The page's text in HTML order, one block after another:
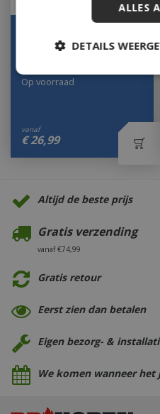
Ocean Breeze 1 liter
vanaf
€26,99
Op voorraad
Altijd de beste prijs
Gratis verzending
vanaf €74,99
Gratis retour
Eerst zien dan betalen
Eigen bezorg- &
We komen wanneer
ALLES
DETAILS